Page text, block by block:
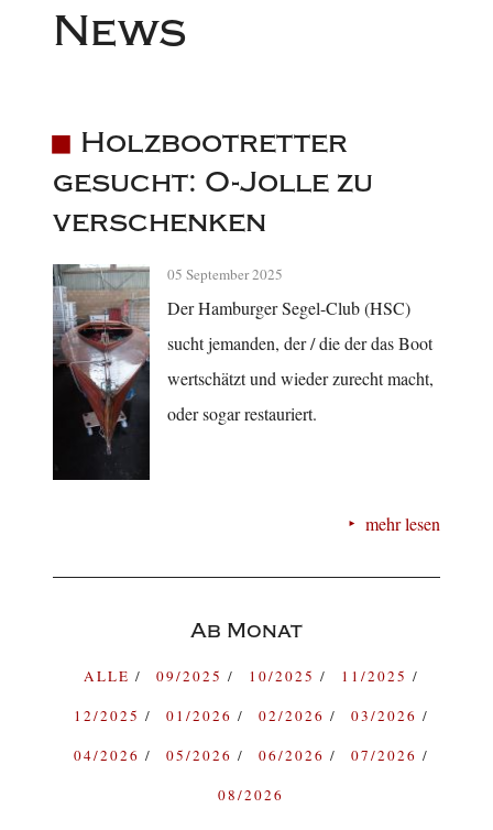
News
Holzbootretter
gesucht: O-Jolle zu
verschenken
05 September 2025
Der Hamburger Segel-Club (HSC)
sucht jemanden, der / die der das Boot
wertschätzt und wieder zurecht macht,
oder sogar restauriert.
mehr lesen
Ab Monat
ALLE 09/2025 10/2025
11/2025
12/2025
01/2026 02/2026
03/2026
04/2026
05/2026 06/2026
07/2026
08/2026